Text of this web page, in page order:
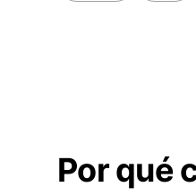
Por qué